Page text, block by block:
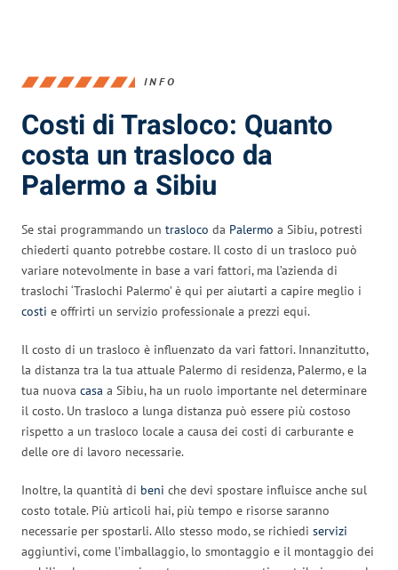
INFO
Costi di Trasloco: Quanto
costa un trasloco da
Palermo a Sibiu
Se stai programmando un trasloco da Palermo a Sibiu, potresti
chiederti quanto potrebbe costare. Il costo di un trasloco può
variare notevolmente in base a vari fattori, ma l’azienda di
traslochi ‘Traslochi Palermo’ è qui per aiutarti a capire meglio i
costi e offrirti un servizio professionale a prezzi equi.
Il costo di un trasloco è influenzato da vari fattori. Innanzitutto,
la distanza tra la tua attuale Palermo di residenza, Palermo, e la
tua nuova casa a Sibiu, ha un ruolo importante nel determinare
il costo. Un trasloco a lunga distanza può essere più costoso
rispetto a un trasloco locale a causa dei costi di carburante e
delle ore di lavoro necessarie.
Inoltre, la quantità di beni che devi spostare influisce anche sul
costo totale. Più articoli hai, più tempo e risorse saranno
necessarie per spostarli. Allo stesso modo, se richiedi servizi
aggiuntivi, come l’imballaggio, lo smontaggio e il montaggio dei